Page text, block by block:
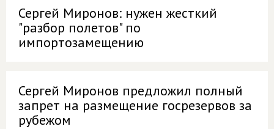
Сергей Миронов: нужен жесткий
"разбор полетов" по
импортозамещению
Сергей Миронов предложил полный
запрет на размещение госрезервов за
рубежом